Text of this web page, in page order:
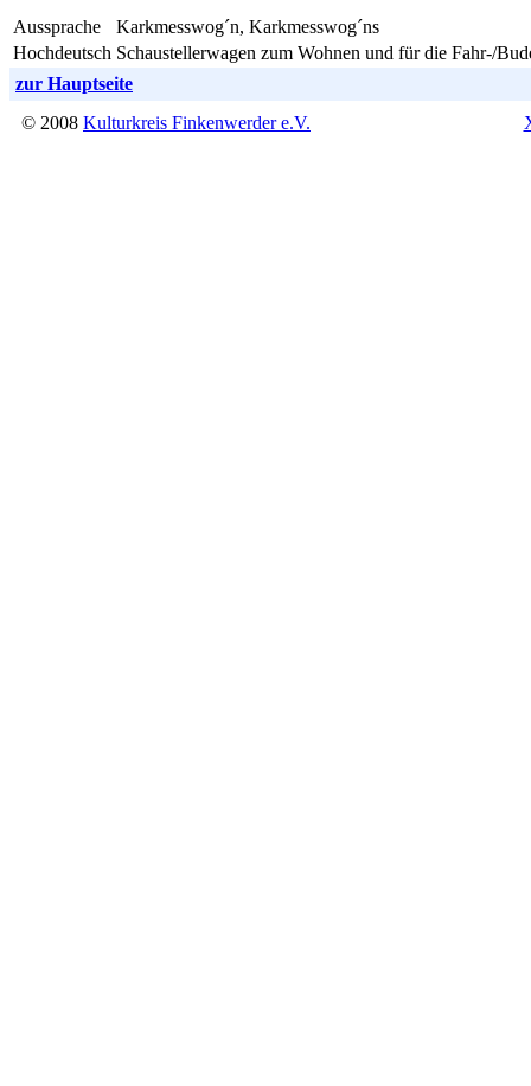
Aussprache
Karkmesswog´n, Karkmesswog´ns
Hochdeutsch Schaustellerwagen zum Wohnen und für die Fahr-/
zur Hauptseite
© 2008 Kulturkreis Finkenwerder e.V.